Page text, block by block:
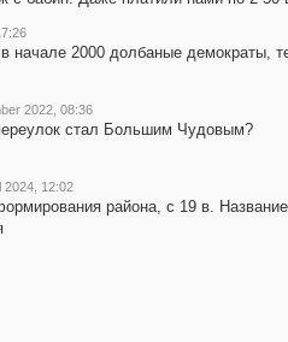
начале 2000 долбаные демократы,
2022, 08:36
стал Большим Чудовым?
2024, 12:02
района, с 19 в.